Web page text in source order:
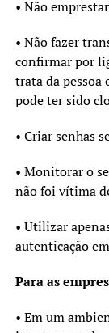
• Não
• Não fazer
confirmar por
trata da pessoa
pode ter sido
• Criar senhas
• Monitorar o
não foi vítima
• Utilizar
autenticação
Para as
• Em um